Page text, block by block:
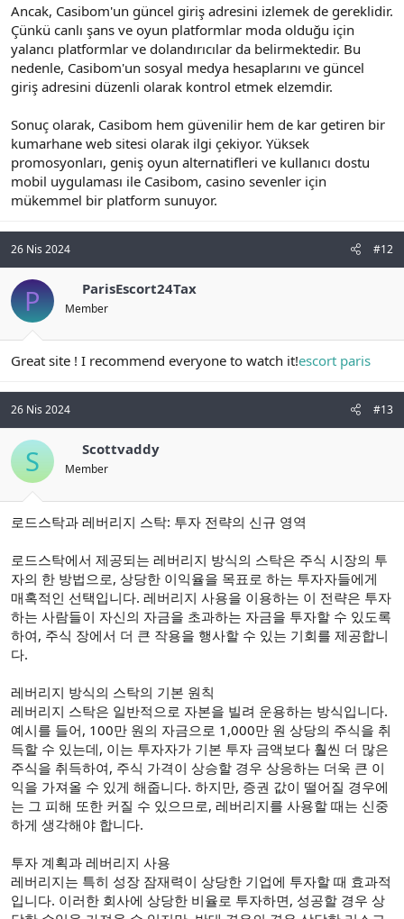
Ancak, Casibom'un güncel giriş adresini izlemek de gereklidir.
Çünkü canlı şans ve oyun platformlar moda olduğu için
yalancı platformlar ve dolandırıcılar da belirmektedir. Bu
nedenle, Casibom'un sosyal medya hesaplarını ve güncel
giriş adresini düzenli olarak kontrol etmek elzemdir.
Sonuç olarak, Casibom hem güvenilir hem de kar getiren bir
kumarhane web sitesi olarak ilgi çekiyor. Yüksek
promosyonları, geniş oyun alternatifleri ve kullanıcı dostu
mobil uygulaması ile Casibom, casino sevenler için
mükemmel bir platform sunuyor.
26 Nis 2024 #12
P ParisEscort24Tax
Member
Great site ! I recommend everyone to watch it!escort paris
26 Nis 2024 #13
S Scottvaddy
Member
로드스탁과 레버리지 스탁: 투자 전략의 신규 영역
로드스탁에서 제공되는 레버리지 방식의 스탁은 주식 시장의 투
자의 한 방법으로, 상당한 이익율을 목표로 하는 투자자들에게
매혹적인 선택입니다. 레버리지 사용을 이용하는 이 전략은 투자
하는 사람들이 자신의 자금을 초과하는 자금을 투자할 수 있도록
하여, 주식 장에서 더 큰 작용을 행사할 수 있는 기회를 제공합니
다.
레버리지 방식의 스탁의 기본 원칙
레버리지 스탁은 일반적으로 자본을 빌려 운용하는 방식입니다.
예시를 들어, 100만 원의 자금으로 1,000만 원 상당의 주식을 취
득할 수 있는데, 이는 투자자가 기본 투자 금액보다 훨씬 더 많은
주식을 취득하여, 주식 가격이 상승할 경우 상응하는 더욱 큰 이
익을 가져올 수 있게 해줍니다. 하지만, 증권 값이 떨어질 경우에
는 그 피해 또한 커질 수 있으므로, 레버리지를 사용할 때는 신중
하게 생각해야 합니다.
투자 계획과 레버리지 사용
레버리지는 특히 성장 잠재력이 상당한 기업에 투자할 때 효과적
입니다. 이러한 회사에 상당한 비율로 투자하면, 성공할 경우 상